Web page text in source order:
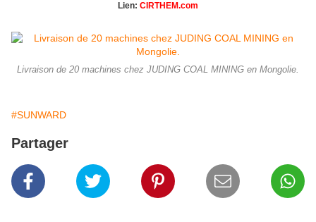
Lien: CIRTHEM.com
Livraison de 20 machines chez JUDING COAL MINING en Mongolie.
#SUNWARD
Partager